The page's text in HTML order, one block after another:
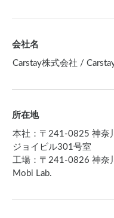
会社名
Carstay株式会社 /
所在地
本社：〒241-0825 神奈
ジョイビル301号室
工場：〒241-0826 神奈
Mobi Lab.